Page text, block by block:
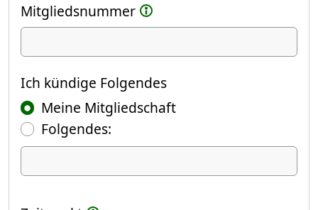
Mitgliedsnummer
Ich kündige
Ich kündige Folgendes
Meine Mitgliedschaft
Folgendes:
Ich kündige Folgendes